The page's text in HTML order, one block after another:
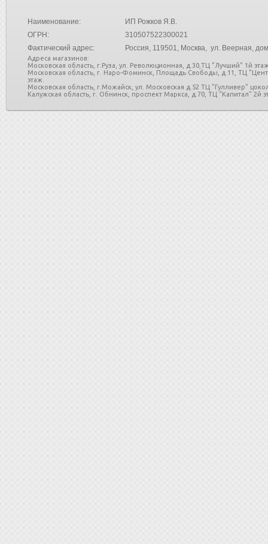
Наименование:
ИП Рожков Я.В.
ОГРН:
310507522300021
Фактический адрес:
Россия, 119501, Москва, ул. Веерная,
Адреса магазинов:
Московская область, г.Руза, ул. Революционная, д.30,ТЦ "Лучший" 1й
Московская область, г. Наро-Фоминск, Площадь Свободы, д.11, ТЦ
этаж.
Московская область, г.Можайск, ул. Московская д.52 ТЦ "Гулливер"
Калужская область, г. Обнинск, проспект Маркса, д.70, ТЦ "Капитал" 2й